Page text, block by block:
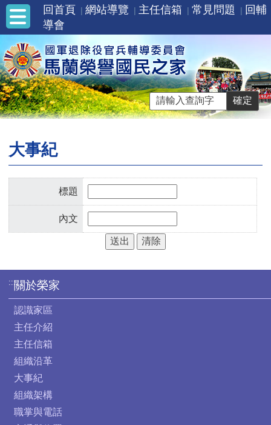
回首頁 網站導覽 主任信箱 常見問題
回輔
導會
大事紀
標題
內文
:::關於榮家
認識家區
主任介紹
主任信箱
組織沿革
大事紀
組織架構
職掌與電話